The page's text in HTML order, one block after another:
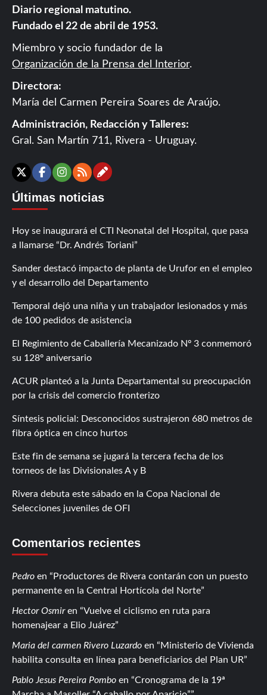
Diario regional matutino.
Fundado el 22 de abril de 1953.
Miembro y socio fundador de la
Organización de la Prensa del Interior.
Directora:
María del Carmen Pereira Soares de Araújo.
Administración, Redacción y Talleres:
Gral. San Martín 711, Rivera - Uruguay.
X Facebook
Instagram
RSSContáctanos
Últimas noticias
Hoy se inaugurará el CTI Neonatal del Hospital, que pasa
a llamarse “Dr. Andrés Toriani”
Sander destacó impacto de planta de Urufor en el empleo
y el desarrollo del Departamento
Temporal dejó una niña y un trabajador lesionados y más
de 100 pedidos de asistencia
El Regimiento de Caballería Mecanizado Nº 3 conmemoró
su 128º aniversario
ACUR planteó a la Junta Departamental su preocupación
por la crisis del comercio fronterizo
Síntesis policial: Desconocidos sustrajeron 680 metros de
fibra óptica en cinco hurtos
Este fin de semana se jugará la tercera fecha de los
torneos de las Divisionales A y B
Rivera debuta este sábado en la Copa Nacional de
Selecciones juveniles de OFI
Comentarios recientes
Pedro en
Productores de Rivera contarán con un puesto
permanente en la Central Hortícola del Norte
Hector Osmiren
Vuelve el ciclismo en ruta para
homenajear a Elio Juárez
Maria del carmen Rivero Luzardo en
Ministerio de Vivienda
habilita consulta en línea para beneficiarios del Plan UR
Pablo Jesus Pereira Pombo en
Cronograma de la 19ª